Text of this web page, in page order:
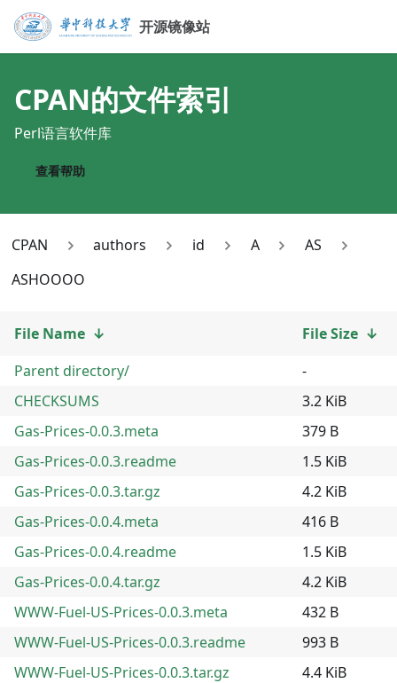
开源镜像站
CPAN的文件索引
Perl语言软件库
查看帮助
CPAN authors id A
AS
ASHOOOO
File Name ↓ File Size ↓
Parent directory/
-
CHECKSUMS
3.2 KiB
Gas-Prices-0.0.3.meta
379 B
Gas-Prices-0.0.3.readme
1.5 KiB
Gas-Prices-0.0.3.tar.gz
4.2 KiB
Gas-Prices-0.0.4.meta
416 B
Gas-Prices-0.0.4.readme
1.5 KiB
Gas-Prices-0.0.4.tar.gz
4.2 KiB
WWW-Fuel-US-Prices-0.0.3.meta
432 B
WWW-Fuel-US-Prices-0.0.3.readme
993 B
WWW-Fuel-US-Prices-0.0.3.tar.gz
4.4 KiB